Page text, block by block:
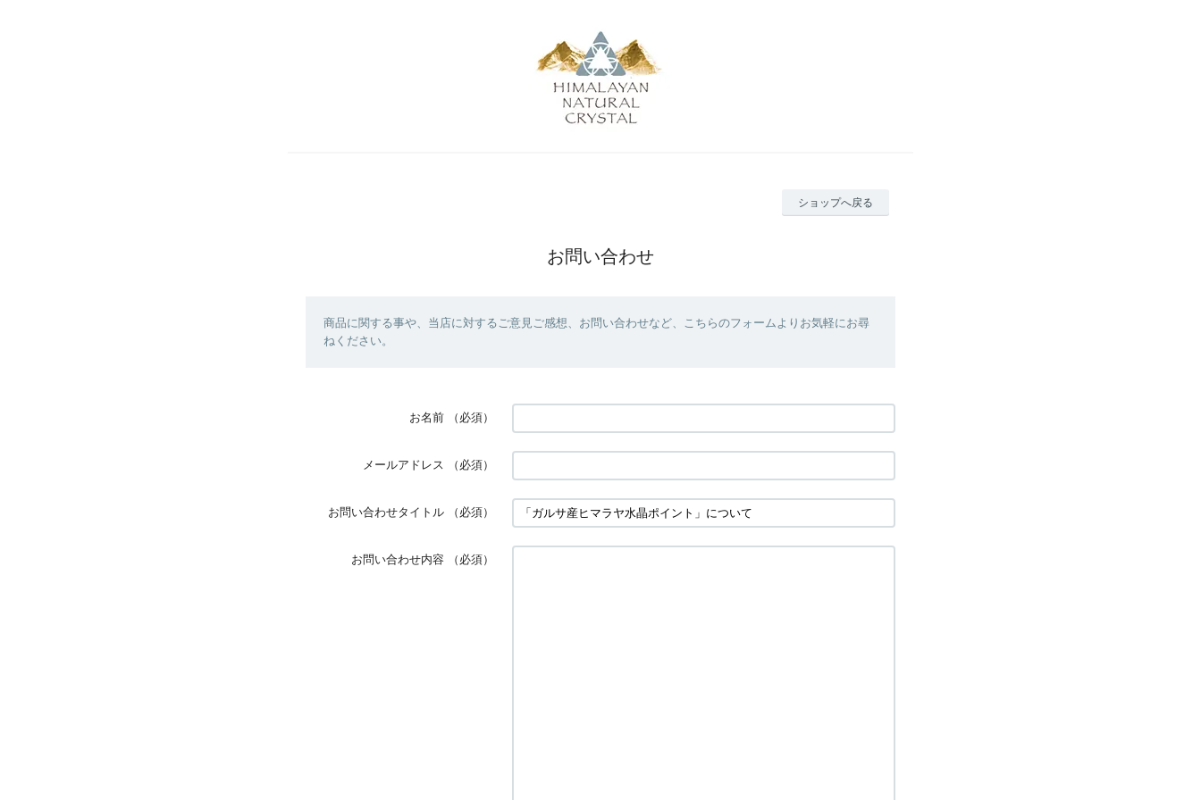
ショップへ戻る
お問い合わせ
商品に関する事や、当店に対するご意見ご感想、お問い合わせなど、こちらのフォームよりお気軽にお尋
ねください。
お名前 （必須）
メールアドレス （必須）
お問い合わせタイトル （必須）
お問い合わせ内容 （必須）